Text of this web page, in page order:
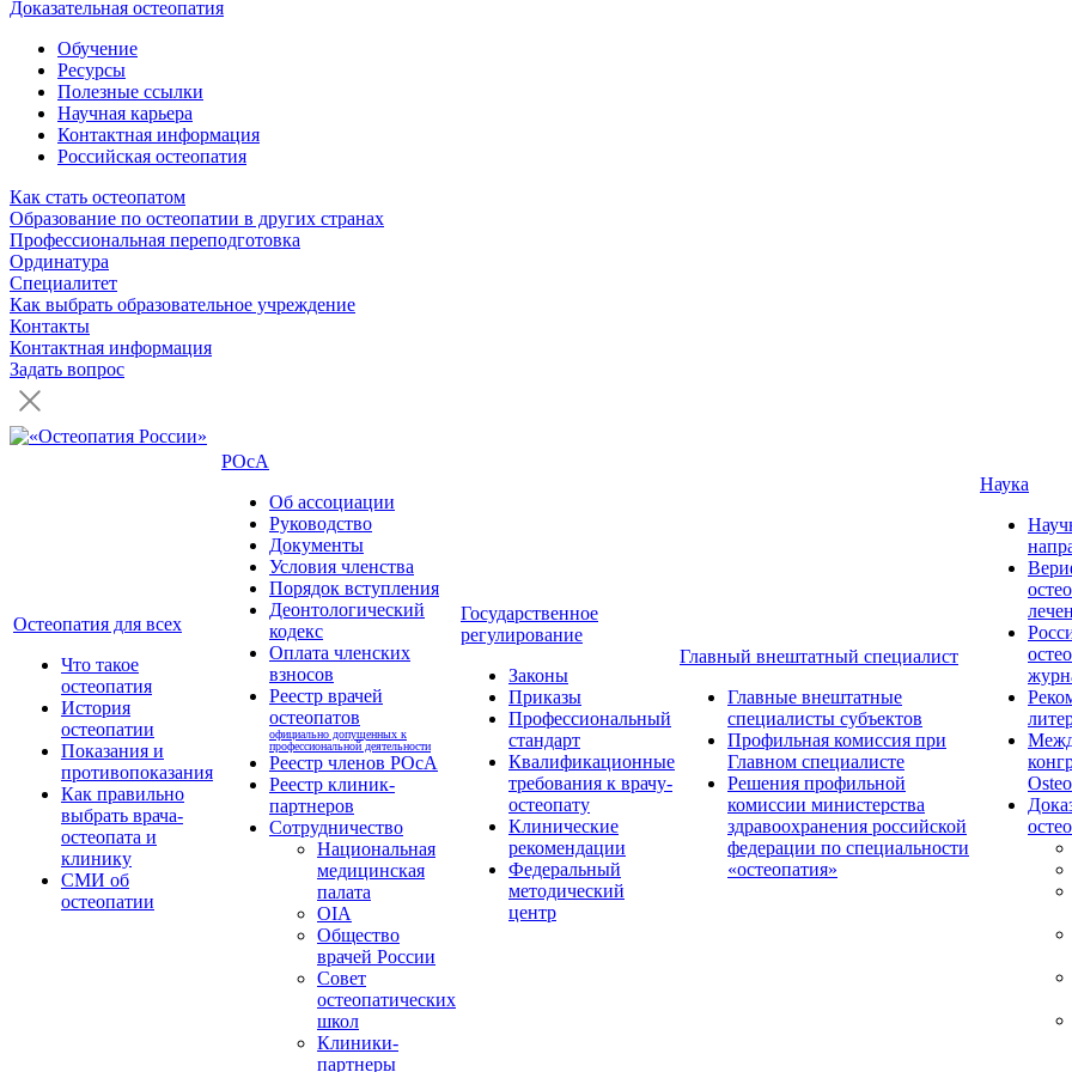
Доказательная остеопатия
Обучение
Ресурсы
Полезные ссылки
Научная карьера
Контактная информация
Российская остеопатия
Как стать остеопатом
Образование по остеопатии в других странах
Профессиональная переподготовка
Ординатура
Специалитет
Как выбрать образовательное учреждение
Контакты
Контактная информация
Задать вопрос
Остеопатия для всех
Что такое
остеопатия
История
остеопатии
Показания и
противопоказания
Как правильно
выбрать врача-
остеопата и
клинику
СМИ об
остеопатии
РОсА
Об ассоциации
Руководство
Документы
Условия членства
Порядок вступления
Деонтологический
кодекс
Оплата членских
взносов
Реестр врачей
остеопатов
официально допущенных к
профессиональной деятельности
Реестр членов РОсА
Реестр клиник-
партнеров
Сотрудничество
Национальная
медицинская
палата
OIA
Общество
врачей России
Совет
остеопатических
школ
Клиники-
партнеры
Государственное
регулирование
Законы
Приказы
Профессиональный
стандарт
Квалификационные
требования к врачу-
остеопату
Клинические
рекомендации
Федеральный
методический
центр
Главный внештатный специалист
Главные внештатные
специалисты субъектов
Профильная комиссия при
Главном специалисте
Решения профильной
комиссии министерства
здравоохранения российской
федерации по специальности
«остеопатия»
Наука